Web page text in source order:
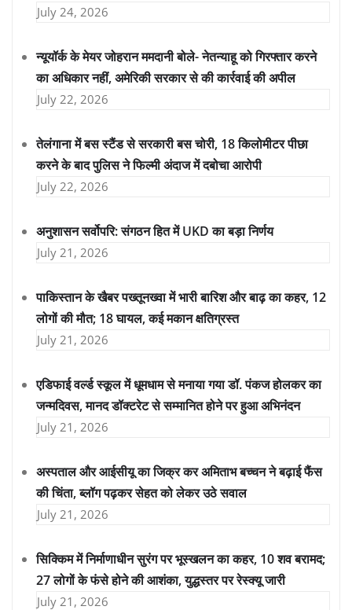
July 24, 2026
न्यूयॉर्क के मेयर जोहरान ममदानी बोले- नेतन्याहू को गिरफ्तार करने
का अधिकार नहीं, अमेरिकी सरकार से की कार्रवाई की अपील
July 22, 2026
तेलंगाना में बस स्टैंड से सरकारी बस चोरी, 18 किलोमीटर पीछा
करने के बाद पुलिस ने फिल्मी अंदाज में दबोचा आरोपी
July 22, 2026
अनुशासन सर्वोपरि: संगठन हित में UKD का बड़ा निर्णय
July 21, 2026
पाकिस्तान के खैबर पख्तूनख्वा में भारी बारिश और बाढ़ का कहर, 12
लोगों की मौत; 18 घायल, कई मकान क्षतिग्रस्त
July 21, 2026
एडिफाई वर्ल्ड स्कूल में धूमधाम से मनाया गया डॉ. पंकज होलकर का
जन्मदिवस, मानद डॉक्टरेट से सम्मानित होने पर हुआ अभिनंदन
July 21, 2026
अस्पताल और आईसीयू का जिक्र कर अमिताभ बच्चन ने बढ़ाई फैंस
की चिंता, ब्लॉग पढ़कर सेहत को लेकर उठे सवाल
July 21, 2026
सिक्किम में निर्माणाधीन सुरंग पर भूस्खलन का कहर, 10 शव बरामद;
27 लोगों के फंसे होने की आशंका, युद्धस्तर पर रेस्क्यू जारी
July 21, 2026